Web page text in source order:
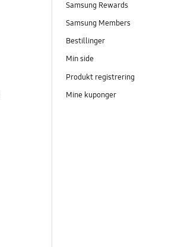
Samsung Rewards
Samsung Members
Bestillinger
Min side
Produkt registrering
Mine kuponger